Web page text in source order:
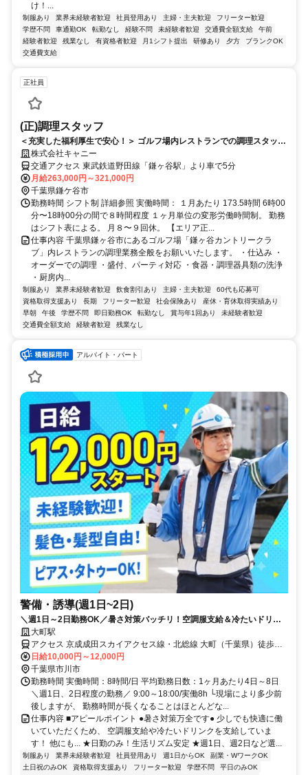
け！...
制服あり 業界未経験者歓迎 社員登用あり 主婦・主夫歓迎
フリーター歓迎
学歴不問
車通勤OK 転勤なし 経験不問 未経験者歓迎 交通費全額支給
午前
経験者歓迎
残業なし 有資格者歓迎 月1シフト提出 研修あり 夕方
ブランクOK
交通費支給
正社員
(正)調理スタッフ
＜充実した福利厚生で安心！＞ ゴルフ場内レストランでの調理スタッ
フ！株式会社キャニー
交通アクセス 東武鉄道野田線「鎌ヶ谷駅」より車で5分
月給263,000円～321,000円
千葉県鎌ケ谷市
勤務時間 シフト制 詳細参照 実働時間： １月あたり 173.5時間 6時00
分〜18時00分の間で８時間程度 １ヶ月単位の変形労働時間制。 勤務
はシフト表による。 ⽉８〜９回休。 【エリア正...
仕事内容 千葉県鎌ヶ谷市にあるゴルフ場「鎌ヶ谷カントリークラ
ブ」内レストランの調理業務全般をお願いいたします。 ・仕込み ・
オーダーでの調理 ・盛付、パーティ対応 ・食器・調理器具類の洗浄
・厨房内...
制服あり 業界未経験者歓迎 飲食割引あり 主婦・主夫歓迎
60代も応募可
資格取得支援あり
長期 フリーター歓迎 社会保険あり
産休・育休取得実績あり
早朝
午後 学歴不問 即日勤務OK 転勤なし 賞与年1回あり
未経験者歓迎
交通費全額支給
経験者歓迎 残業なし
アルバイト・パート
警備・誘導(週1日~2日)
＼週1日～2日勤務OK／暑さ対策バッチリ！空調服支給＆冷たいドリン
ク支給◎50代・60代活躍中【入社祝い金10万円】アルバイトでも安定収
入！未経験大歓迎！★日勤のみ警備★日払いOK★残業ほぼなし
大町駅
アクセス 京成成田スカイアクセス線・北総線 大町（千葉県）徒歩約1
分、京成松戸線 くぬぎ山西口徒歩約10分、京成成田スカイアクセス
線・北総線 松飛台徒歩約19分 大町駅近く
日給10,000円～12,000円
千葉県市川市
勤務時間 実働時間：8時間/日 平均勤務日数：1ヶ月あたり4日～8日
＼週1日、2日程度の勤務／ 9:00～18:00/実働8h └現場により多少前
後しますが、 勤務時間が長くなることはほとんどな...
仕事内容 ■アピールポイント ●暑さ対策万全です● 少しでも快適に働
いていただくため、 空調服支給や冷たいドリンクを支給していま
す！ 他にも... ★日勤のみ！生活リズム安定 ★週1日、週2日など選...
制服あり 業界未経験者歓迎 社員登用あり 週1日からOK
副業・WワークOK
土日祝のみOK
資格取得支援あり フリーター歓迎 学歴不問
平日のみOK